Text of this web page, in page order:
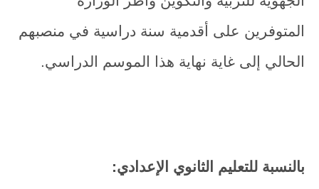
المتوفرين على أقدمية سنة دراسية في منصبهم
الحالي إلى غاية نهاية هذا الموسم الدراسي.
بالنسبة للتعليم الثانوي الإعدادي: